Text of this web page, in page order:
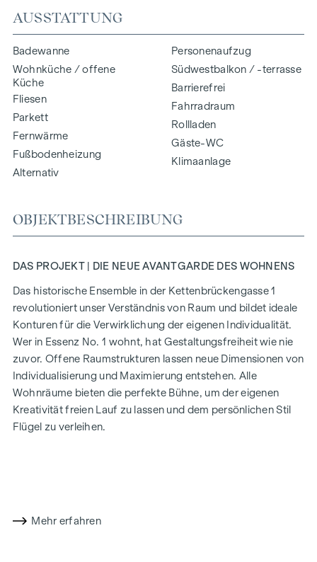
AUSSTATTUNG
Badewanne
Wohnküche / offene
Küche
Fliesen
Parkett
Fernwärme
Fußbodenheizung
Alternativ
Personenaufzug
Südwestbalkon / -terrasse
Barrierefrei
Fahrradraum
Rollladen
Gäste-WC
Klimaanlage
OBJEKTBESCHREIBUNG
DAS PROJEKT | DIE NEUE AVANTGARDE DES WOHNENS
Das historische Ensemble in der Kettenbrückengasse 1
revolutioniert unser Verständnis von Raum und bildet ideale
Konturen für die Verwirklichung der eigenen Individualität.
Wer in Essenz No. 1 wohnt, hat Gestaltungsfreiheit wie nie
zuvor. Offene Raumstrukturen lassen neue Dimensionen von
Individualisierung und Maximierung entstehen. Alle
Wohnräume bieten die perfekte Bühne, um der eigenen
Kreativität freien Lauf zu lassen und dem persönlichen Stil
Flügel zu verleihen.
Ausstattung strahlt Harmonie und Ruhe aus, ihre Kraft und
Mehr erfahren